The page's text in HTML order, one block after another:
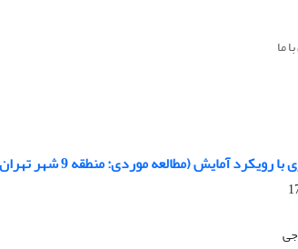
ما
آمایش (مطالعه موردی: منطقه 9 شهر تهران)